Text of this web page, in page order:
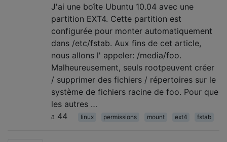
J'ai une boîte Ubuntu 10.04 avec une
partition EXT4. Cette partition est
configurée pour monter automatiquement
dans /etc/fstab. Aux fins de cet article,
nous allons l' appeler: /media/foo.
Malheureusement, seuls rootpeuvent créer
/ supprimer des fichiers / répertoires sur le
système de fichiers racine de foo. Pour que
les autres …
44
linux permissions mount ext4 fstab